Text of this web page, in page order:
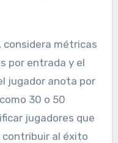
considera métricas
por entrada y el
jugador anota por
30 o 50
jugadores que
contribuir al éxito